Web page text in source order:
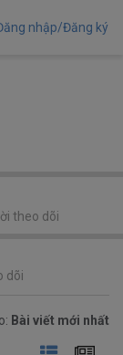
nhập/Đăng ký
dõi
Bài viết mới nhất
theo dõi